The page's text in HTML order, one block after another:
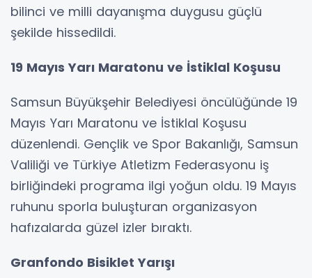
bilinci ve milli dayanışma duygusu güçlü
şekilde hissedildi.
19 Mayıs Yarı Maratonu ve İstiklal Koşusu
Samsun Büyükşehir Belediyesi öncülüğünde 19
Mayıs Yarı Maratonu ve İstiklal Koşusu
düzenlendi. Gençlik ve Spor Bakanlığı, Samsun
Valiliği ve Türkiye Atletizm Federasyonu iş
birliğindeki programa ilgi yoğun oldu. 19 Mayıs
ruhunu sporla buluşturan organizasyon
hafızalarda güzel izler bıraktı.
Granfondo Bisiklet Yarışı